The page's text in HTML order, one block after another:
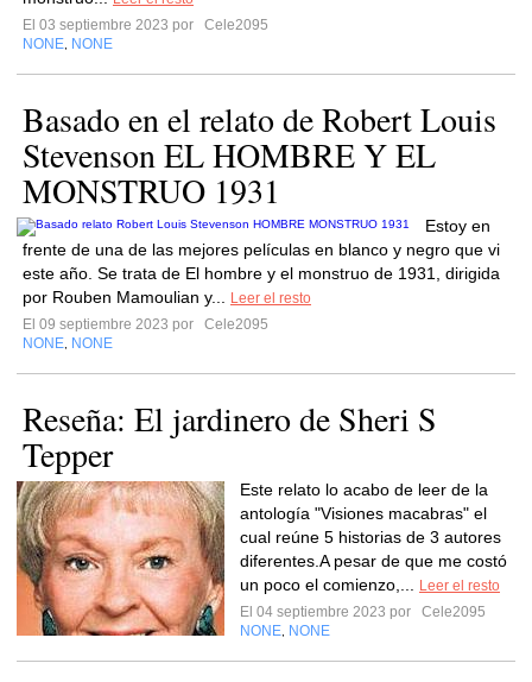
El 03 septiembre 2023 por
Cele2095
NONE NONE
Basado en el relato de Robert Louis
Stevenson EL HOMBRE Y EL
MONSTRUO 1931
Estoy en
frente de una de las mejores películas en blanco y negro que vi
este año. Se trata de El hombre y el monstruo de 1931, dirigida
por Rouben Mamoulian y...
Leer el resto
El 09 septiembre 2023 por
Cele2095
NONE NONE
Reseña: El jardinero de Sheri S
Tepper
Este relato lo acabo de leer de la
antología "Visiones macabras" el
cual reúne 5 historias de 3 autores
diferentes.A pesar de que me costó
un poco el comienzo,...
Leer el resto
El 04 septiembre 2023 por
Cele2095
NONE NONE